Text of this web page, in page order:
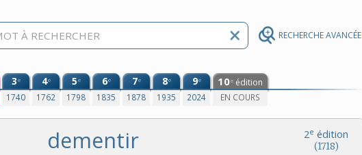
RECHERCHE AVANCÉE
3e
1740
4e
1762
5e
1798
6e
1835
7e
1878
8e
1935
9e
2024
10e édition
EN COURS
2e édition
(1718)
dementir